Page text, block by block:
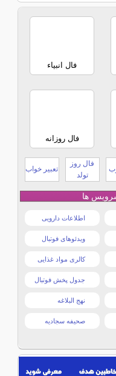
فال انبیاء
فال روزانه
فال روز
تولد
تعبیر خواب
ها
اطلاعات دارویی
ویدئوهای فوتبال
کالری مواد غذایی
جدول پخش فوتبال
نهج البلاغه
صحیفه سجادیه